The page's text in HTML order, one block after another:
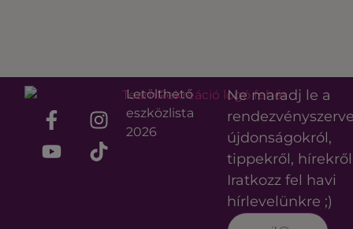
Letölthető
eszközlista
2026
Ne maradj le a
újdonságokról,
tippekről,
Iratkozz fel havi
hírlevelünkre ;)